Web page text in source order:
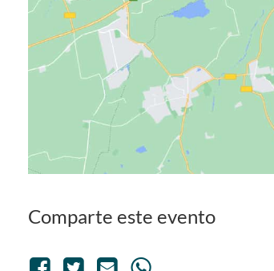
Comparte este evento